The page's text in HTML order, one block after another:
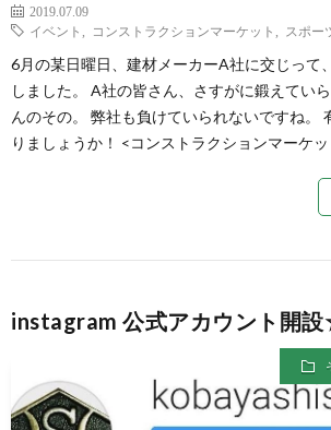
2019.07.09
イベント
コンストラクションマーケット スポー
6月の某日曜日、建材メーカーA社に交じって
しました。 A社の皆さん、さすがに鍛えてい
んのその。 弊社も負けていられないですね。
りましょうか！ <コンストラクションマーケ
instagram 公式アカウント開